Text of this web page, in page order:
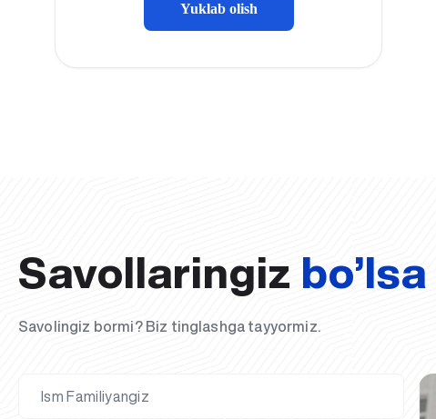
Yuklab olish
Savollaringiz
Savolingiz bormi? Biz tinglashga tayyormiz.